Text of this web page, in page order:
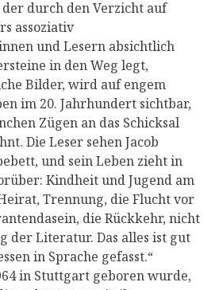
der durch den Verzicht auf
assoziativ
und Lesern absichtlich
in den Weg legt,
Bilder, wird auf engem
im 20. Jahrhundert sichtbar,
Zügen an das Schicksal
Die Leser sehen Jacob
und sein Leben zieht in
Kindheit und Jugend am
Trennung, die Flucht vor
die Rückkehr, nicht
der Literatur. Das alles ist gut
in Sprache gefasst.“
in Stuttgart geboren wurde,